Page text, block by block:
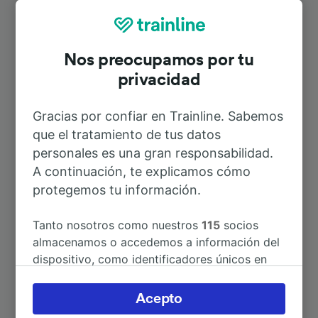
Rutas más populares desde Bolzano
Novarese
A Milán 1h 49min
A Vipiteno/Sterzing 6h 36min
A Florencia 5h 4min
A Lamezia Terme Centrale
Nos preocupamos por tu
privacidad
Gracias por confiar en Trainline. Sabemos
que el tratamiento de tus datos
personales es una gran responsabilidad.
A continuación, te explicamos cómo
protegemos tu información.
Tanto nosotros como nuestros115 socios
almacenamos o accedemos a información del
dispositivo, como identificadores únicos en
Puedes aceptar o administrar tus preferencias
haciendo clic abajo, incluido el derecho de
Acepto